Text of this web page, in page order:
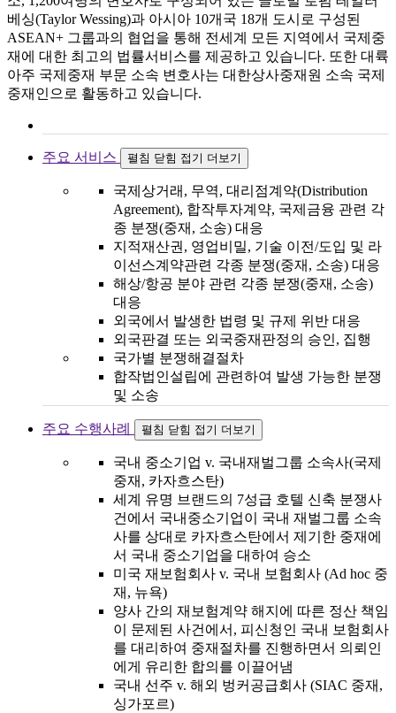
베싱(Taylor Wessing)과 아시아 10개국 18개 도시로 구성된
ASEAN+ 그룹과의 협업을 통해 전세계 모든 지역에서 국제중
재에 대한 최고의 법률서비스를 제공하고 있습니다. 또한 대륙
아주 국제중재 부문 소속 변호사는 대한상사중재원 소속 국제
중재인으로 활동하고 있습니다.
주요 서비스 펼침 닫힘 접기 더보기
국제상거래, 무역, 대리점계약(Distribution
Agreement), 합작투자계약, 국제금융 관련 각
종 분쟁(중재, 소송) 대응
지적재산권, 영업비밀, 기술 이전/도입 및 라
이선스계약관련 각종 분쟁(중재, 소송) 대응
해상/항공 분야 관련 각종 분쟁(중재, 소송)
대응
외국에서 발생한 법령 및 규제 위반 대응
외국판결 또는 외국중재판정의 승인, 집행
국가별 분쟁해결절차
합작법인설립에 관련하여 발생 가능한 분쟁
및 소송
주요 수행사례 펼침 닫힘 접기 더보기
국내 중소기업 v. 국내재벌그룹 소속사(국제
중재, 카자흐스탄)
세계 유명 브랜드의 7성급 호텔 신축 분쟁사
건에서 국내중소기업이 국내 재벌그룹 소속
사를 상대로 카자흐스탄에서 제기한 중재에
서 국내 중소기업을 대하여 승소
미국 재보험회사 v. 국내 보험회사 (Ad hoc 중
재, 뉴욕)
양사 간의 재보험계약 해지에 따른 정산 책임
이 문제된 사건에서, 피신청인 국내 보험회사
를 대리하여 중재절차를 진행하면서 의뢰인
에게 유리한 합의를 이끌어냄
국내 선주 v. 해외 벙커공급회사 (SIAC 중재,
싱가포르)